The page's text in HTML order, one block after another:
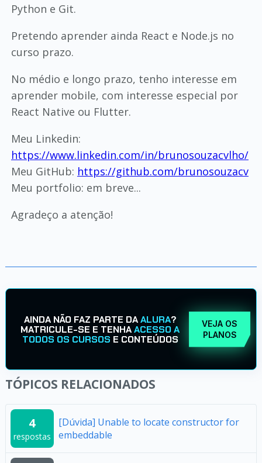
Python e Git.
Pretendo aprender ainda React e Node.js no
curso prazo.
No médio e longo prazo, tenho interesse em
aprender mobile, com interesse especial por
React Native ou Flutter.
Meu Linkedin:
https://www.linkedin.com/in/brunosouzacvlho/
Meu GitHub: https://github.com/brunosouzacv
Meu portfolio: em breve...
Agradeço a atenção!
AINDA NÃO FAZ PARTE DAALURA?
MATRICULE-SE E TENHAACESSO A
TODOS OS CURSOS E CONTEÚDOS
VEJA OS
PLANOS
TÓPICOS RELACIONADOS
4
respostas
[Dúvida] Unable to locate constructor for
embeddable